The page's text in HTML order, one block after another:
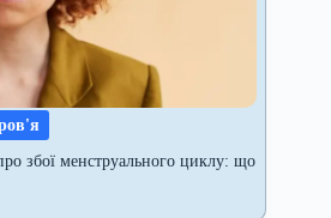
збої менструального циклу: що